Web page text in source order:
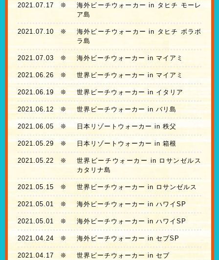
2021.07.17 ❊
海外ビーチウォーカー in タヒチ モーレ
ア島
2021.07.10 ❊
海外ビーチウォーカー in タヒチ ボラボ
ラ島
2021.07.03 ❊ 海外ビーチウォーカー in マイアミ
2021.06.26 ❊ 世界ビーチウォーカー in マイアミ
2021.06.19 ❊ 世界ビーチウォーカー in イタリア
2021.06.12❊ 世界ビーチウォーカー in バリ島
2021.06.05 ❊ 日本リゾートウォーカー in 秩父
2021.05.29 ❊ 日本リゾートウォーカー in 箱根
2021.05.22 ❊
世界ビーチウォーカー in ロサンゼルス
カタリナ島
2021.05.15 ❊ 世界ビーチウォーカー in ロサンゼルス
2021.05.01❊ 海外ビーチウォーカー in ハワイSP
2021.05.01❊ 海外ビーチウォーカー in ハワイSP
2021.04.24 ❊ 海外ビーチウォーカー in セブSP
2021.04.17 ❊ 世界ビーチウォーカー in セブ